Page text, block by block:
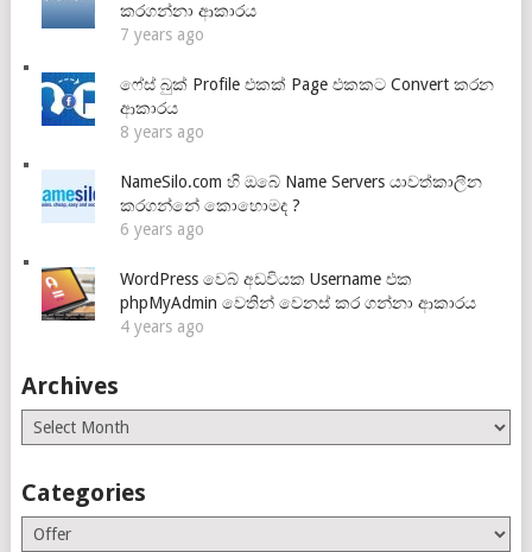
කරගන්නා ආකාරය
7 years ago
ෆේස් බුක් Profile එකක් Page එකකට Convert කරන
ආකාරය
8 years ago
NameSilo.com හි ඔබේ Name Servers යාවත්කාලීන
කරගන්නේ කොහොමද ?
6 years ago
WordPress වෙබ් අඩවියක Username එක
phpMyAdmin වෙතින් වෙනස් කර ගන්නා ආකාරය
4 years ago
Archives
Archives
Categories
Categories